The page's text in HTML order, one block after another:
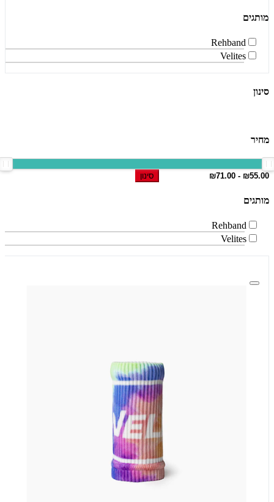
מותגים
Rehband
Velites
סינון
מחיר
סינון
מותגים
Rehband
Velites